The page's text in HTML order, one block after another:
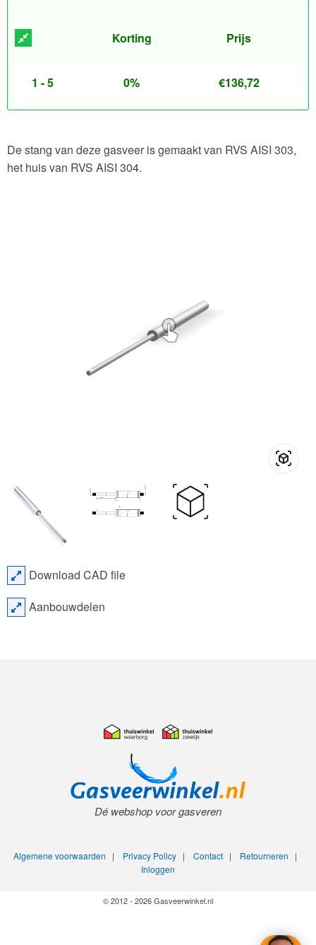
Korting Prijs
1 - 5 0% €136,72
De stang van deze gasveer is gemaakt van RVS AISI 303,
het huis van RVS AISI 304.
Download CAD file
Aanbouwdelen
Dé webshop voor gasveren
Algemene voorwaarden | Privacy Policy| Contact| Retourneren |
Inloggen
© 2012 - 2026 Gasveerwinkel.nl